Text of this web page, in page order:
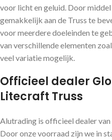
voor licht en geluid. Door
gemakkelijk aan de Truss te
voor meerdere doeleinden te
van verschillende elementen
veel variatie mogelijk.
Officieel dealer
Litecraft Truss
Alutrading is officieel dealer
Door onze voorraad zijn we in